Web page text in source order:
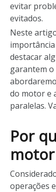
evitar
evitados.
Neste
destacar
garantem o
do motor e
paralelas.
Por
operações